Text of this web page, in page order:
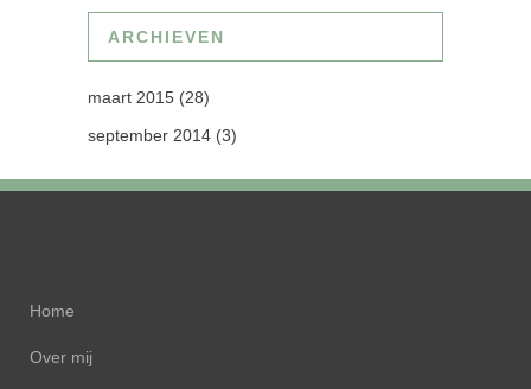
ARCHIEVEN
maart 2015 (28)
september 2014 (3)
Home
Over mij